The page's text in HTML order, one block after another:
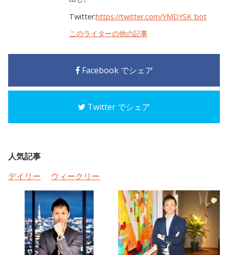
Twitter:https://twitter.com/YMDYSK_bot
このライターの他の記事
Facebook でシェア
Twitter でシェア
人気記事
デイリー
ウィークリー